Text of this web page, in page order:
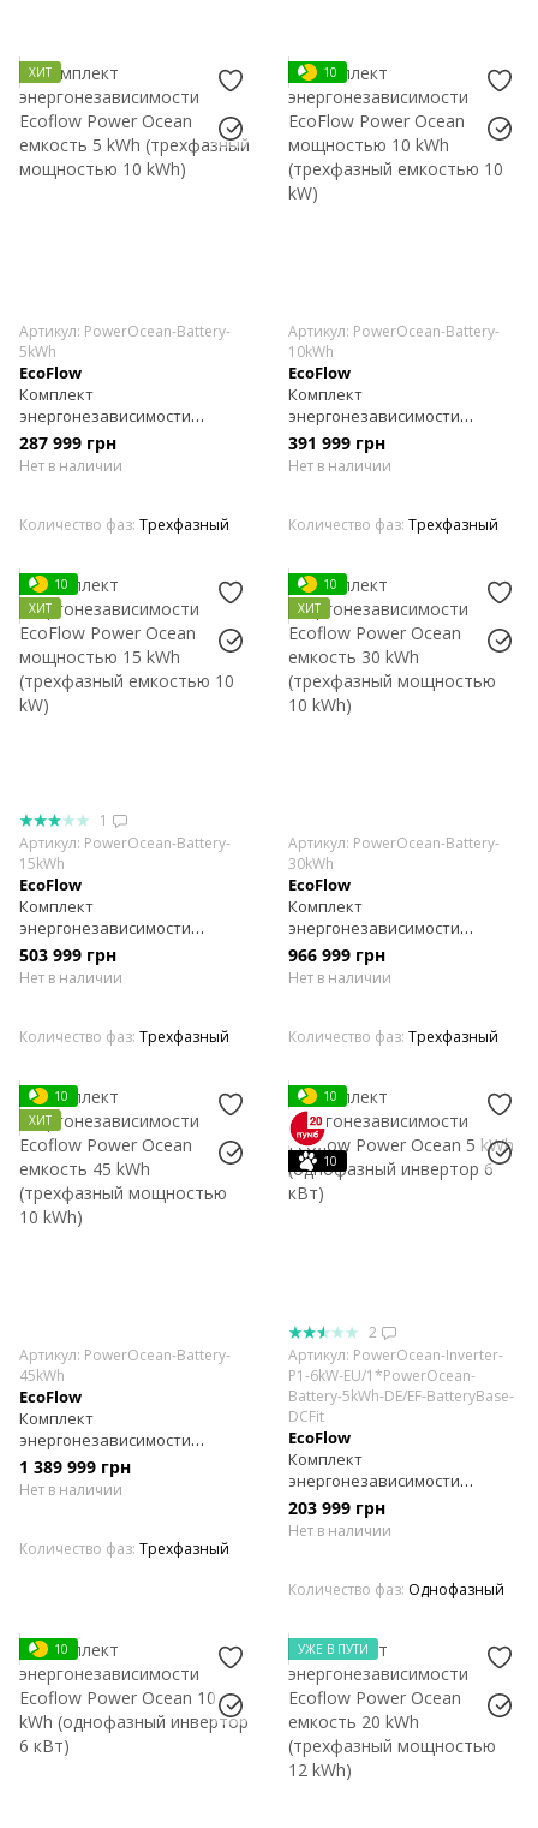
ХИТ
Артикул: PowerOcean-Battery-
5kWh
EcoFlow
Комплект
энергонезависимости
Ecoflow Power Ocean емкость
5 kWh (трехфазный
287 999 грн
Нет в наличии
Количество фаз Трехфазный
10
Артикул: PowerOcean-Battery-
10kWh
EcoFlow
Комплект
энергонезависимости
EcoFlow Power Ocean
мощностью 10 kWh
391 999 грн
Нет в наличии
Количество фаз Трехфазный
10
ХИТ
1
Артикул: PowerOcean-Battery-
15kWh
EcoFlow
Комплект
энергонезависимости
EcoFlow Power Ocean
мощностью 15 kWh
503 999 грн
Нет в наличии
Количество фаз Трехфазный
10
ХИТ
Артикул: PowerOcean-Battery-
30kWh
EcoFlow
Комплект
энергонезависимости
Ecoflow Power Ocean емкость
30 kWh (трехфазный
966 999 грн
Нет в наличии
Количество фаз Трехфазный
10
ХИТ
Артикул: PowerOcean-Battery-
45kWh
EcoFlow
Комплект
энергонезависимости
Ecoflow Power Ocean емкость
45 kWh (трехфазный
1 389 999 грн
Нет в наличии
Количество фаз Трехфазный
10
10
2
Артикул: PowerOcean-Inverter-
P1-6kW-EU/1*PowerOcean-
Battery-5kWh-DE/EF-BatteryBase-
DCFit
EcoFlow
Комплект
энергонезависимости
Ecoflow Power Ocean 5 kWh
(однофазный инвертор 6 кВт)
203 999 грн
Нет в наличии
Количество фаз Однофазный
10 УЖЕ В ПУТИ